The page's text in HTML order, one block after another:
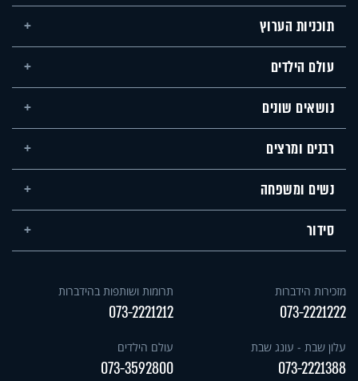
תוכניות הערוץ
עולם הילדים
נושאים שונים
רבנים ומרצים
נשים ומשפחה
סידור
מזכירות הידברות
073-2221222
תרומות ושותפות בהידברות
073-2221212
עלון שבת - עונג שבת
073-2221388
עולם הילדים
073-3592800